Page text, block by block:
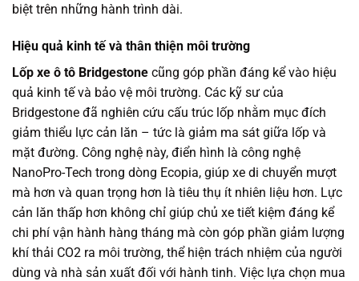
biệt trên những hành trình dài.
Hiệu quả kinh tế và thân thiện môi trường
Lốp xe ô tô Bridgestone cũng góp phần đáng kể vào hiệu
quả kinh tế và bảo vệ môi trường. Các kỹ sư của
Bridgestone đã nghiên cứu cấu trúc lốp nhằm mục đích
giảm thiểu lực cản lăn – tức là giảm ma sát giữa lốp và
mặt đường. Công nghệ này, điển hình là công nghệ
NanoPro-Tech trong dòng Ecopia, giúp xe di chuyển mượt
mà hơn và quan trọng hơn là tiêu thụ ít nhiên liệu hơn. Lực
cản lăn thấp hơn không chỉ giúp chủ xe tiết kiệm đáng kể
chi phí vận hành hàng tháng mà còn góp phần giảm lượng
khí thải CO2 ra môi trường, thể hiện trách nhiệm của người
dùng và nhà sản xuất đối với hành tinh. Việc lựa chọn mua